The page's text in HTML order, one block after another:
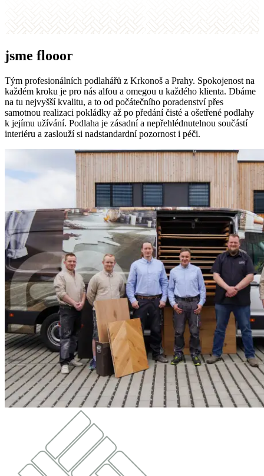
jsme flooor
Tým profesionálních podlahářů z Krkonoš a Prahy. Spokojenost na
každém kroku je pro nás alfou a omegou u každého klienta. Dbáme
na tu nejvyšší kvalitu, a to od počátečního poradenství přes
samotnou realizaci pokládky až po předání čisté a ošetřené podlahy
k jejímu užívání. Podlaha je zásadní a nepřehlédnutelnou součástí
interiéru a zaslouží si nadstandardní pozornost i péči.